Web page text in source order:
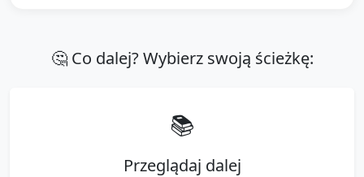
🤔 Co dalej? Wybierz swoją ścieżkę:
📚
Przeglądaj dalej